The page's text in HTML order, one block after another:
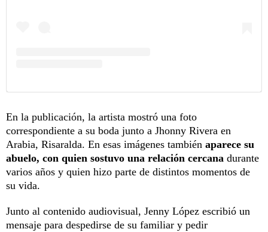
En la publicación, la artista mostró una foto
correspondiente a su boda junto a Jhonny Rivera en
Arabia, Risaralda. En esas imágenes también aparece su
abuelo, con quien sostuvo una relación cercana durante
varios años y quien hizo parte de distintos momentos de
su vida.
Junto al contenido audiovisual, Jenny López escribió un
mensaje para despedirse de su familiar y pedir